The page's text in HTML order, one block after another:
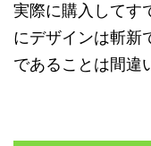
実際に購入してす
にデザインは斬新
であることは間違